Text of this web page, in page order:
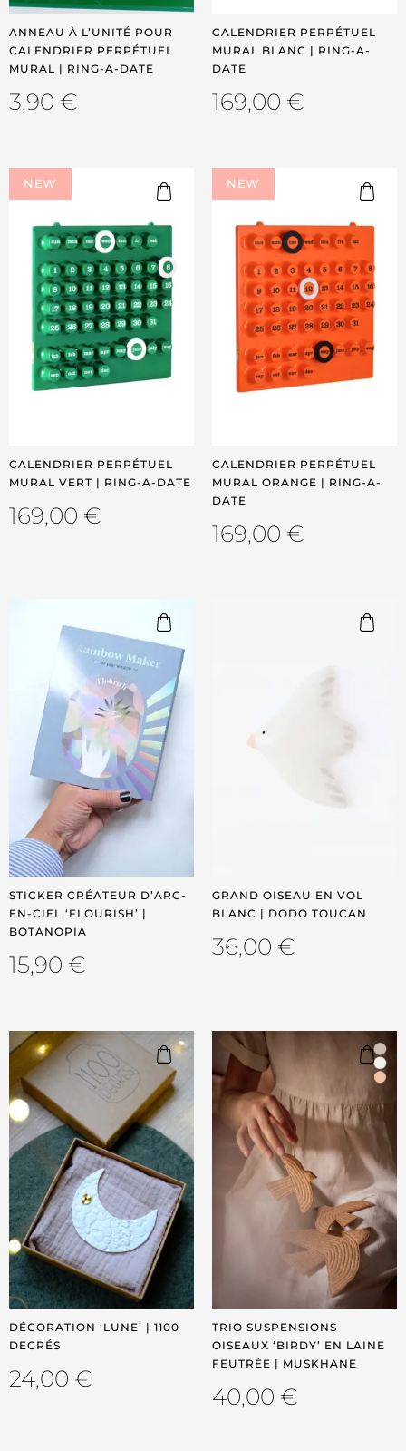
ANNEAU À L’UNITÉ POUR
CALENDRIER PERPÉTUEL
MURAL | RING-A-DATE
3,90 €
CALENDRIER PERPÉTUEL
MURAL BLANC | RING-A-
DATE
169,00 €
NEW
CALENDRIER PERPÉTUEL
MURAL VERT | RING-A-DATE
169,00 €
NEW
CALENDRIER PERPÉTUEL
MURAL ORANGE | RING-A-
DATE
169,00 €
STICKER CRÉATEUR D’ARC-
EN-CIEL ‘FLOURISH’ |
BOTANOPIA
15,90 €
GRAND OISEAU EN VOL
BLANC | DODO TOUCAN
36,00 €
DÉCORATION ‘LUNE’ | 1100
DEGRÉS
24,00 €
TRIO SUSPENSIONS
OISEAUX ‘BIRDY’ EN LAINE
FEUTRÉE | MUSKHANE
40,00 €